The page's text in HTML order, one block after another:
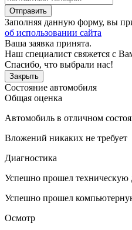
Отправить
Заполняя данную форму, вы
об использовании сайта
Ваша заявка принята.
Наш специалист свяжется с
Спасибо, что выбрали нас!
Закрыть
Состояние автомобиля
Общая оценка
Автомобиль в отличном
Вложений никаких не требует
Диагностика
Успешно прошел техническую
Успешно прошел
Осмотр